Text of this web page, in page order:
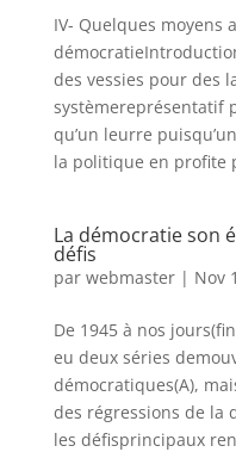
IV- Quelques moyens
des vessies pour des
systèmereprésentatif
qu’un leurre
la politique en profite
La démocratie son
défis
par webmaster| Nov
De 1945 à nos
eu deux séries
démocratiques(A),
des régressions de la
les défisprincipaux